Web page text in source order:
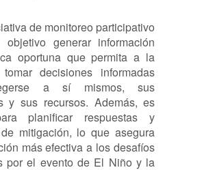
de monitoreo participativo
generar información
oportuna que permita a la
decisiones informadas
a sí mismos, sus
y sus recursos. Además, es
planificar respuestas y
mitigación, lo que asegura
más efectiva a los desafíos
por el evento de El Niño y la